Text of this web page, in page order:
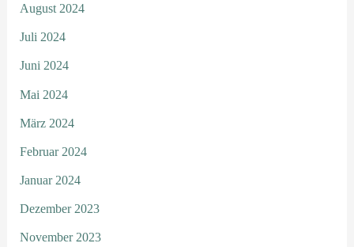
August 2024
Juli 2024
Juni 2024
Mai 2024
März 2024
Februar 2024
Januar 2024
Dezember 2023
November 2023